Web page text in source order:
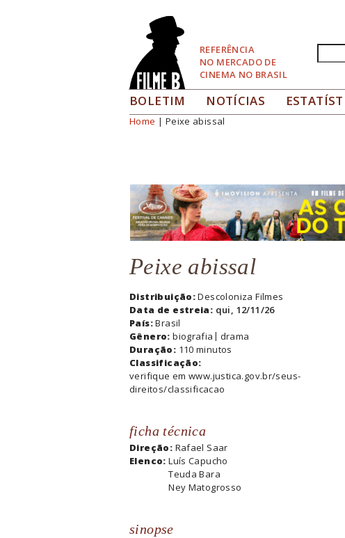
REFERÊNCIA
NO MERCADO DE
CINEMA NO BRASIL
BOLETIM NOTÍCIAS
Você está aqui
Home | Peixe abissal
Peixe abissal
Distribuição:Descoloniza Filmes
Data de estreia: qui, 12/11/26
País:Brasil
Gênero:biografia
drama
Duração: 110 minutos
Classificação:
verifique em www.justica.gov.br/seus-
direitos/classificacao
ficha técnica
Direção: Rafael Saar
Elenco:Luís Capucho
Teuda Bara
Ney Matogrosso
sinopse